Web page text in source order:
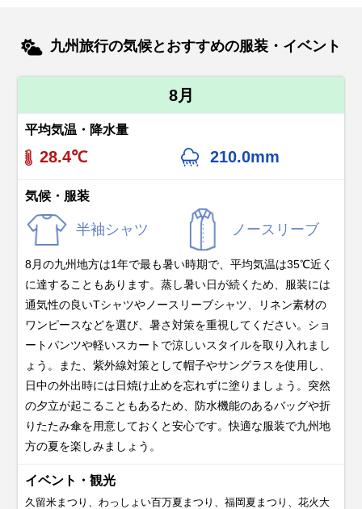
九州旅行の気候とおすすめの服装・イベント
8月
平均気温・降水量
28.4℃ 210.0mm
気候・服装
半袖シャツ ノースリーブ
8月の九州地方は1年で最も暑い時期で、平均気温は35℃近く
に達することもあります。蒸し暑い日が続くため、服装には
通気性の良いTシャツやノースリーブシャツ、リネン素材の
ワンピースなどを選び、暑さ対策を重視してください。ショ
ートパンツや軽いスカートで涼しいスタイルを取り入れまし
ょう。また、紫外線対策として帽子やサングラスを使用し、
日中の外出時には日焼け止めを忘れずに塗りましょう。突然
の夕立が起こることもあるため、防水機能のあるバッグや折
りたたみ傘を用意しておくと安心です。快適な服装で九州地
方の夏を楽しみましょう。
イベント・観光
久留米まつり、わっしょい百万夏まつり、福岡夏まつり、花火大